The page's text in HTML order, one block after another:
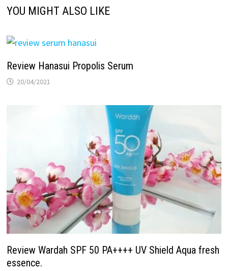
YOU MIGHT ALSO LIKE
Review Hanasui Propolis Serum
20/04/2021
Review Wardah SPF 50 PA++++ UV Shield Aqua fresh
essence.